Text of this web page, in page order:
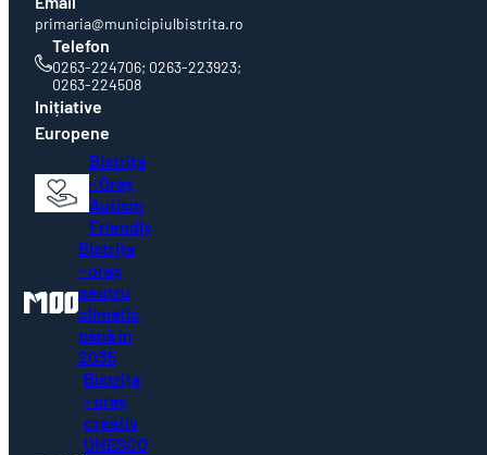
primaria@municipiulbistrita.ro
Telefon
0263-224706; 0263-223923;
0263-224508
Inițiative
Europene
Bistrița
- Oraș
Autism
Friendly
Bistrița
- oraș
neutru
climatic
până în
2035
Bistrița
- oraș
creativ
UNESCO